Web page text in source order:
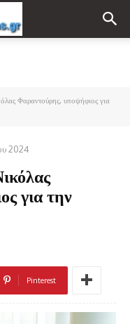
Φαραντούρης, υποψήφιος για
2024
για την
Pinterest